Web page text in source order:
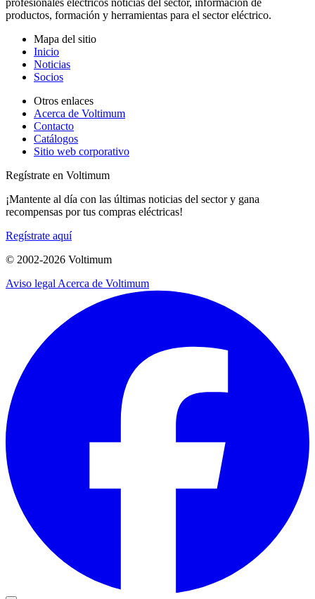
profesionales eléctricos noticias del sector, información de
productos, formación y herramientas para el sector eléctrico.
Mapa del sitio
Inicio
Noticias
Socios
Otros enlaces
Acerca de Voltimum
Contacto
Catálogos
Sitio web corporativo
Regístrate en Voltimum
¡Mantente al día con las últimas noticias del sector y gana
recompensas por tus compras eléctricas!
Regístrate aquí
© 2002-2026 Voltimum
Aviso legal Acerca de Voltimum